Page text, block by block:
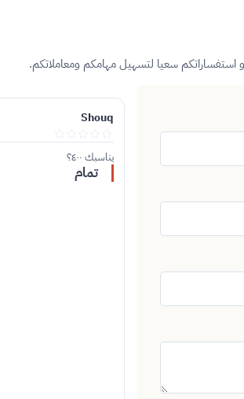
استفساراتكم سعيا لتسهيل مهامكم ومعاملاتكم.
Shouq
يناسبك ٤٠٠؟
تمام